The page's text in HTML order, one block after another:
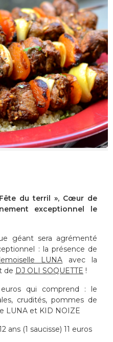
du terril », Cœur de
exceptionnel le
géant sera agrémenté
: la présence de
LUNA avec la
de DJ OLI SOQUETTE !
qui comprend : le
crudités, pommes de
LUNA et KID NOIZE
ans (1 saucisse) 11 euros